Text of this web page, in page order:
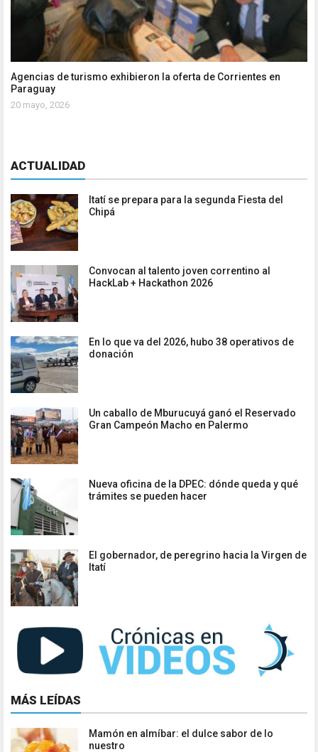
Agencias de turismo exhibieron la oferta de Corrientes en
Paraguay
20 mayo, 2026
ACTUALIDAD
Itatí se prepara para la segunda Fiesta del
Chipá
Convocan al talento joven correntino al
HackLab + Hackathon 2026
En lo que va del 2026, hubo 38 operativos de
donación
Un caballo de Mburucuyá ganó el Reservado
Gran Campeón Macho en Palermo
Nueva oficina de la DPEC: dónde queda y qué
trámites se pueden hacer
El gobernador, de peregrino hacia la Virgen de
Itatí
MÁS LEÍDAS
Mamón en almíbar: el dulce sabor de lo
nuestro